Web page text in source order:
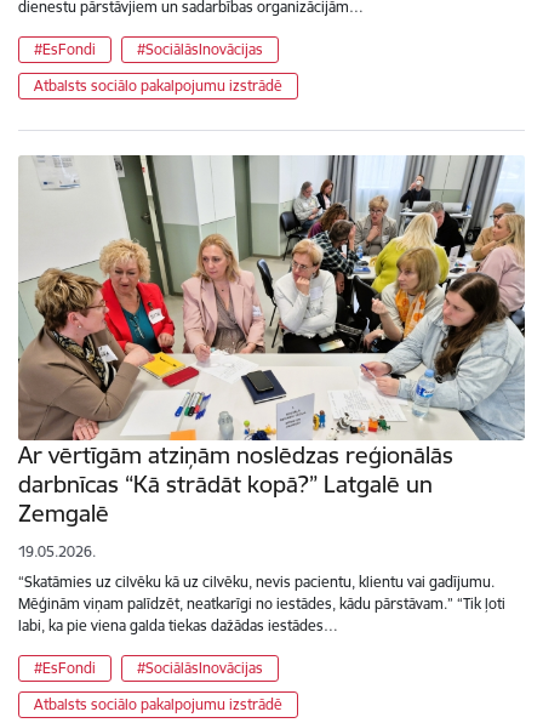
dienestu pārstāvjiem un sadarbības organizācijām…
#EsFondi
#SociālāsInovācijas
Atbalsts sociālo pakalpojumu izstrādē
Ar vērtīgām atziņām noslēdzas reģionālās
darbnīcas “Kā strādāt kopā?” Latgalē un
Zemgalē
19.05.2026.
“Skatāmies uz cilvēku kā uz cilvēku, nevis pacientu, klientu vai gadījumu.
Mēģinām viņam palīdzēt, neatkarīgi no iestādes, kādu pārstāvam.” “Tik ļoti
labi, ka pie viena galda tiekas dažādas iestādes…
#EsFondi
#SociālāsInovācijas
Atbalsts sociālo pakalpojumu izstrādē